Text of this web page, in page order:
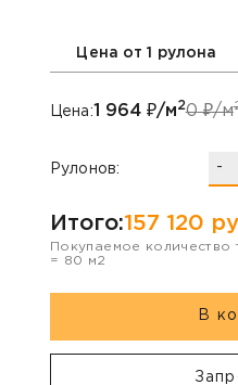
Цена от 1 рулона
Цена:1 964₽/м20₽/м
Рулонов: -
Итого:157 120
Покупаемое количество
=
80 м2
В